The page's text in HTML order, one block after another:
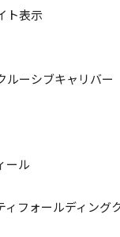
ト表示
ルーシブキャリバー
ール
ィフォールディン